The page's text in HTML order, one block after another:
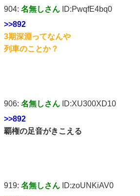
904: 名無しさん ID:PwqfE4bq0
>>892
3期深淵ってなんや
列車のことか？
906: 名無しさん ID:XU300XD10
>>892
覇権の足音がきこえる
919: 名無しさん ID:zoUNKiAV0